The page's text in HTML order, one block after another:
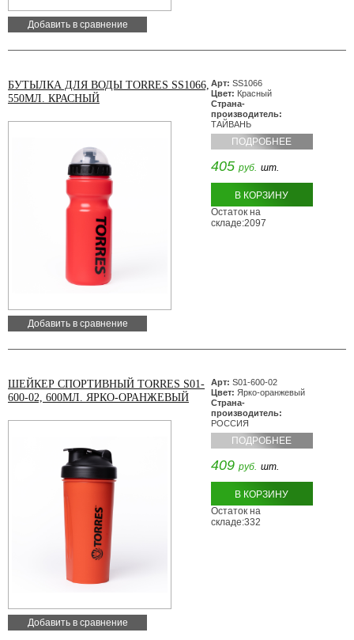
Добавить в сравнение
БУТЫЛКА ДЛЯ ВОДЫ TORRES SS1066,
550МЛ. КРАСНЫЙ
Добавить в сравнение
Арт: SS1066
Цвет: Красный
Страна-
производитель:
ТАЙВАНЬ
ПОДРОБНЕЕ
405 руб. шт.
В КОРЗИНУ
Остаток на
складе:2097
ШЕЙКЕР СПОРТИВНЫЙ TORRES S01-
600-02, 600МЛ. ЯРКО-ОРАНЖЕВЫЙ
Добавить в сравнение
Арт: S01-600-02
Цвет: Ярко-оранжевый
Страна-
производитель:
РОССИЯ
ПОДРОБНЕЕ
409 руб. шт.
В КОРЗИНУ
Остаток на
складе:332